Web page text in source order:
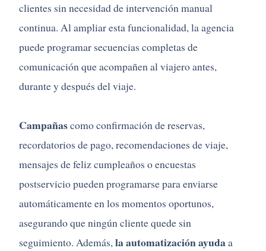
clientes sin necesidad de intervención manual
continua. Al ampliar esta funcionalidad, la agencia
puede programar secuencias completas de
comunicación que acompañen al viajero antes,
durante y después del viaje.
Campañascomo confirmación de reservas,
recordatorios de pago, recomendaciones de viaje,
mensajes de feliz cumpleaños o encuestas
postservicio pueden programarse para enviarse
automáticamente en los momentos oportunos,
asegurando que ningún cliente quede sin
seguimiento. Además,la automatización ayudaa